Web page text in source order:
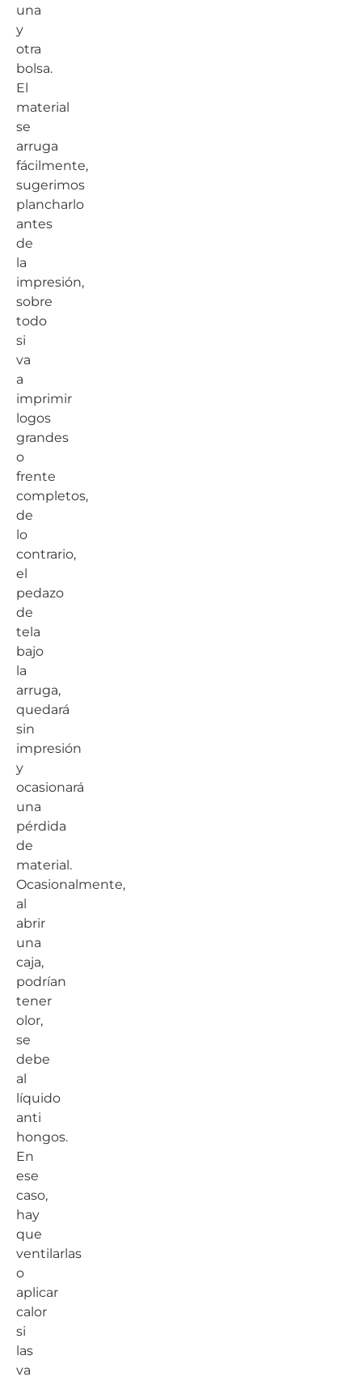
una
y
otra
bolsa.
El
material
se
arruga
fácilmente,
sugerimos
plancharlo
antes
de
la
impresión,
sobre
todo
si
va
a
imprimir
logos
grandes
o
frente
completos,
de
lo
contrario,
el
pedazo
de
tela
bajo
la
arruga,
quedará
sin
impresión
y
ocasionará
una
pérdida
de
material.
Ocasionalmente,
al
abrir
una
caja,
podrían
tener
olor,
se
debe
al
líquido
anti
hongos.
En
ese
caso,
hay
que
ventilarlas
o
aplicar
calor
si
las
va